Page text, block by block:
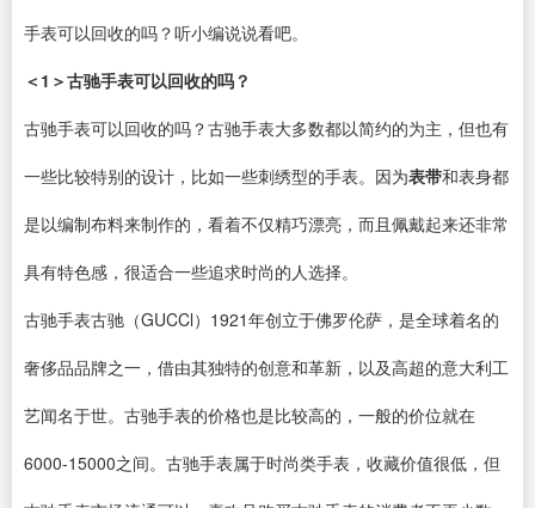
手表可以回收的吗？听小编说说看吧。
＜1＞古驰手表可以回收的吗？
古驰手表可以回收的吗？古驰手表大多数都以简约的为主，但也有
一些比较特别的设计，比如一些刺绣型的手表。因为表带和表身都
是以编制布料来制作的，看着不仅精巧漂亮，而且佩戴起来还非常
具有特色感，很适合一些追求时尚的人选择。
古驰手表古驰（GUCCl）1921年创立于佛罗伦萨，是全球着名的
奢侈品品牌之一，借由其独特的创意和革新，以及高超的意大利工
艺闻名于世。古驰手表的价格也是比较高的，一般的价位就在
6000-15000之间。古驰手表属于时尚类手表，收藏价值很低，但